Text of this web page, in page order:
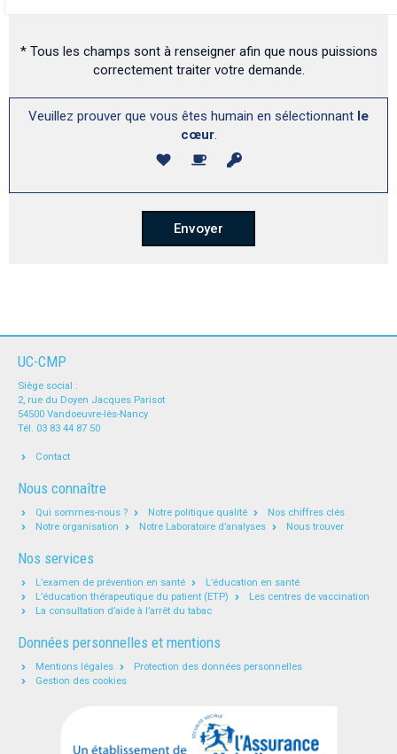
* Tous les champs sont à renseigner afin que nous puissions
correctement traiter votre demande.
Veuillez prouver que vous êtes humain en sélectionnant le
cœur.
UC-CMP
Siège social :
2, rue du Doyen Jacques Parisot
54500 Vandoeuvre-lès-Nancy
Tél. 03 83 44 87 50
Contact
Nous connaître
Qui sommes-nous ? Notre politique qualité
Nos chiffres clés
Notre organisation
Notre Laboratoire d’analyses Nous trouver
Nos services
L’examen de prévention en santé
L’éducation en santé
L’éducation thérapeutique du patient (ETP)
Les centres de vaccination
La consultation d’aide à l’arrêt du tabac
Données personnelles et mentions
Mentions légales
Protection des données personnelles
Gestion des cookies